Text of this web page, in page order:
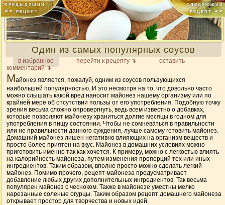
Один из самых популярных соусов
в избранное перейти к рецепту ↴
оставить
комментарий ↴
Майонез является, пожалуй, одним из соусов пользующихся
наибольшей популярностью. И это несмотря на то, что довольно часто
можно слышать какой вред наносит майонез нашему организму или по
крайней мере об отсутствии пользы от его употребления. Подобную точку
зрения весьма сложно опровергнуть, ведь всем известно о добавках,
которые позволяют майонезу храниться долгие месяцы в годном для
употребления в пищу состоянии. Чтобы не сомневаться в правильности
или не правильности данного суждения, лучше самому готовить майонез.
Домашний майонез лишен негативно влияющих на организм веществ и
просто более приятен на вкус. Майонез в домашних условиях можно
приготовить именно так как хочется. К примеру, можно с легкостью влиять
на калорийность майонеза, путем изменения пропорций тех или иных
ингредиентов. Таким образом, вполне просто можно сделать легкий
майонез. Помимо прочего, рецепт майонеза предусматривает
добавление любых других дополнительных ингредиентов. Так весьма
популярен майонез с чесноком. Также в майонезе уместны мелко
нарезанные соленые огурцы. Таким образом рецепт домашнего майонеза
открывает простор для творчества и новых идей.